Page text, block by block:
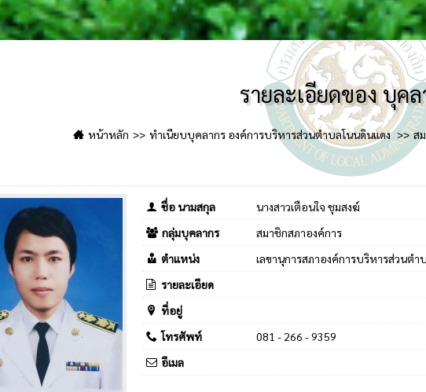
รายละเอียดของ บุค
หน้าหลัก ทำเนียบบุคลากร องค์การบริหารส่วนตำบลโนนดินแดง ส
ชื่อ นามสกุล
นางสาวเตือนใจ ชุมสงฆ์
กลุ่มบุคลากร
สมาชิกสภาองค์การ
ตำแหน่ง
เลขานุการสภาองค์การบริหารส่วนตำ
รายละเอียด
ที่อยู่
โทรศัพท์
081 - 266 - 9359
อีเมล